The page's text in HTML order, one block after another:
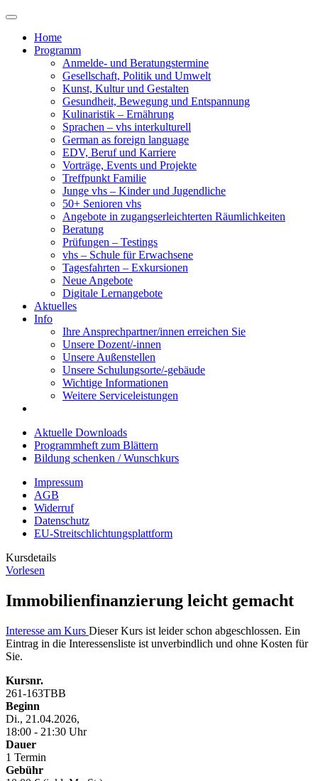
Home
Programm
Anmelde- und Beratungstermine
Gesellschaft, Politik und Umwelt
Kunst, Kultur und Gestalten
Gesundheit, Bewegung und Entspannung
Kulinaristik – Ernährung
Sprachen – vhs interkulturell
German as foreign language
EDV, Beruf und Karriere
Vorträge, Events und Projekte
Treffpunkt Familie
Junge vhs – Kinder und Jugendliche
50+ Senioren vhs
Angebote in zugangserleichterten Räumlichkeiten
Beratung
Prüfungen – Testings
vhs – Schule für Erwachsene
Tagesfahrten – Exkursionen
Neue Angebote
Digitale Lernangebote
Aktuelles
Info
Ihre Ansprechpartner/innen erreichen Sie
Unsere Dozent/-innen
Unsere Außenstellen
Unsere Schulungsorte/-gebäude
Wichtige Informationen
Weitere Serviceleistungen
Aktuelle Downloads
Programmheft zum Blättern
Bildung schenken / Wunschkurs
Impressum
AGB
Widerruf
Datenschutz
EU-Streitschlichtungsplattform
Kursdetails
Vorlesen
Immobilienfinanzierung leicht gemacht
Interesse am Kurs Dieser Kurs ist leider schon abgeschlossen. Ein
Eintrag in die Interessensliste ist unverbindlich und ohne Kosten für
Sie.
Kursnr.
261-163TBB
Beginn
Di., 21.04.2026,
18:00 - 21:30 Uhr
Dauer
1 Termin
Gebühr